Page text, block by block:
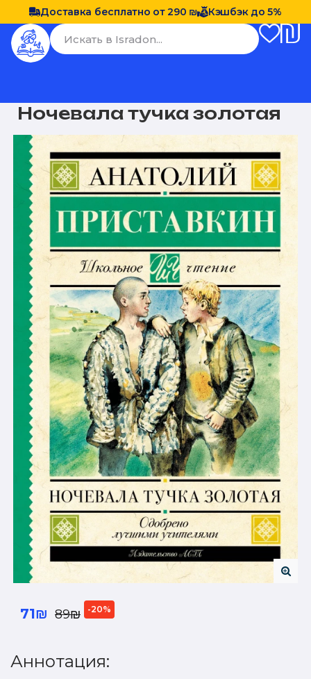
Доставка бесплатно от 290 ₪ Кэшбэк до 5%
Ночевала тучка золотая
71₪ 89₪ -20%
Аннотация: